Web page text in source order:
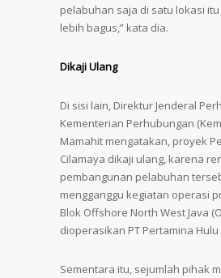
pelabuhan saja di satu lokasi
lebih bagus,” kata dia.
Dikaji Ulang
Di sisi lain, Direktur Jenderal
Kementerian Perhubungan
Mamahit mengatakan, proyek
Cilamaya dikaji ulang, karena
pembangunan pelabuhan
mengganggu kegiatan operasi
Blok Offshore North West Java
dioperasikan PT Pertamina Hulu
Sementara itu, sejumlah pihak